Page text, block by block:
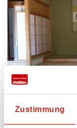
Zustimmung
Wir sind